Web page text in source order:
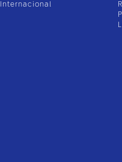
Internacional